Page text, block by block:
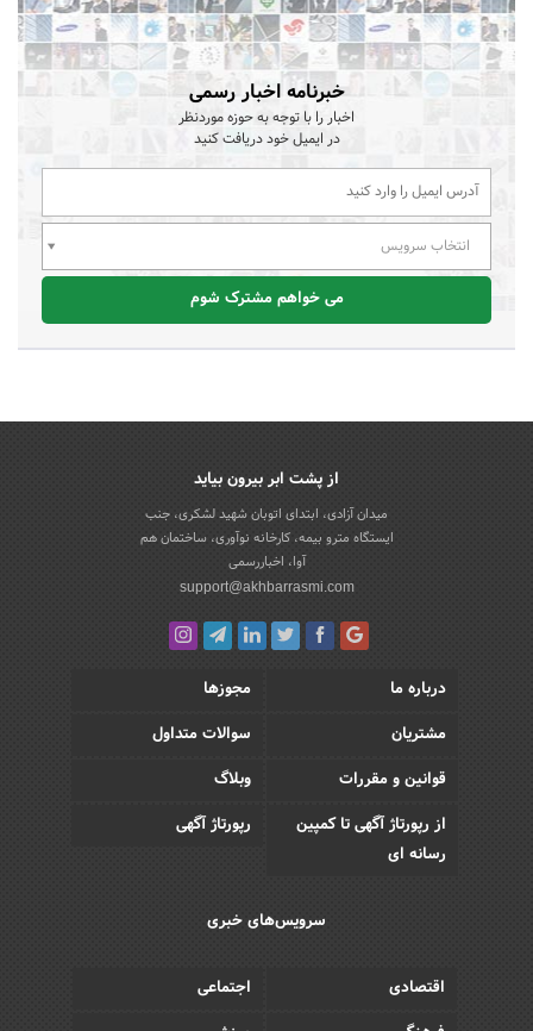
خبرنامه اخبار رسمی
اخبار را با توجه به حوزه موردنظر
در ایمیل خود دریافت کنید
انتخاب سرویس
می خواهم مشترک شوم
از پشت ابر بیرون بیاید
میدان آزادی، ابتدای اتوبان شهید لشکری، جنب
ایستگاه مترو بیمه، کارخانه نوآوری، ساختمان هم
آوا، اخباررسمی
support@akhbarrasmi.com
درباره ما
مجوزها
مشتریان
سوالات متداول
قوانین و مقررات
وبلاگ
از رپورتاژ آگهی تا کمپین
رسانه ای
رپورتاژ آگهی
سرویس‌های خبری
اقتصادی
اجتماعی